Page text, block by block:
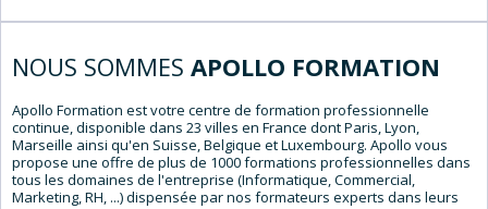
NOUS SOMMES APOLLO FORMATION
Apollo Formation est votre centre de formation professionnelle
continue, disponible dans 23 villes en France dont Paris, Lyon,
Marseille ainsi qu'en Suisse, Belgique et Luxembourg. Apollo vous
propose une offre de plus de 1000 formations professionnelles dans
tous les domaines de l'entreprise (Informatique, Commercial,
Marketing, RH, ...) dispensée par nos formateurs experts dans leurs